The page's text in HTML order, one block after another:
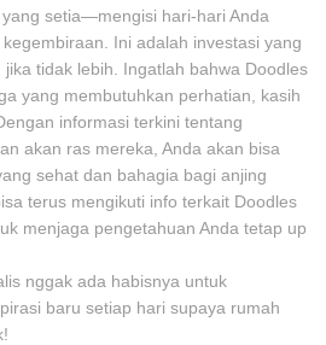
setia—mengisi hari-hari Anda
Ini adalah investasi yang
tidak lebih. Ingatlah bahwa Doodles
yang membutuhkan perhatian, kasih
informasi terkini tentang
akan ras mereka, Anda akan bisa
sehat dan bahagia bagi anjing
terus mengikuti info terkait Doodles
menjaga pengetahuan Anda tetap up
nggak ada habisnya untuk
baru setiap hari supaya rumah